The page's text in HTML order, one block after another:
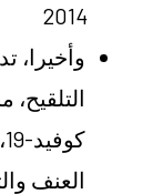
2014
وأخيرا،
التلقيح،
العنف